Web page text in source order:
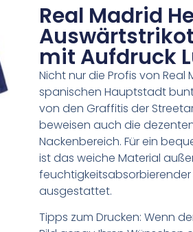
Real Madrid
mit Aufdruck
Nicht nur die Profis von
spanischen Hauptstadt
von den Graffitis der
beweisen auch die
Nackenbereich. Für ein
ist das weiche Material
feuchtigkeitsabsorbierender
ausgestattet.
Tipps zum Drucken: Wenn